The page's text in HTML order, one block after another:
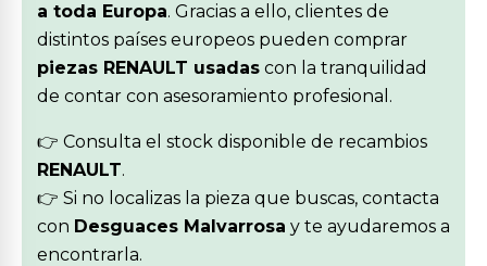
a toda Europa. Gracias a ello, clientes de
distintos países europeos pueden comprar
piezas RENAULT usadas con la tranquilidad
de contar con asesoramiento profesional.
👉 Consulta el stock disponible de recambios
RENAULT.
👉 Si no localizas la pieza que buscas, contacta
con Desguaces Malvarrosa y te ayudaremos a
encontrarla.